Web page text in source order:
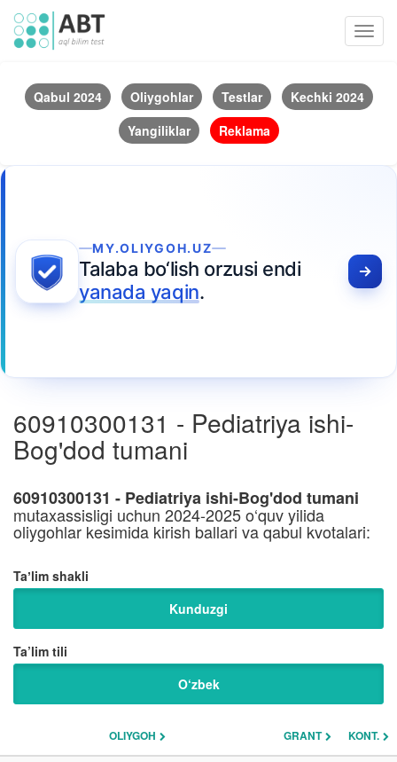
Qabul 2024 Oliygohlar Testlar
Kechki 2024
Yangiliklar
Reklama
MY.OLIYGOH.UZ
Talaba bo‘lish orzusi endi
yanada yaqin.
60910300131 - Pediatriya ishi-
Bog'dod tumani
60910300131 - Pediatriya ishi-Bog'dod tumani
mutaxassisligi uchun 2024-2025 o‘quv yilida
oliygohlar kesimida kirish ballari va qabul kvotalari:
Taʼlim shakli
Kunduzgi
Ta’lim tili
O‘zbek
OLIYGOH GRANT KONT.